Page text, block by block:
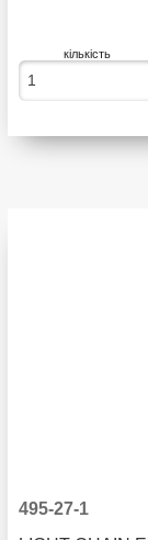
кількість
495-27-1